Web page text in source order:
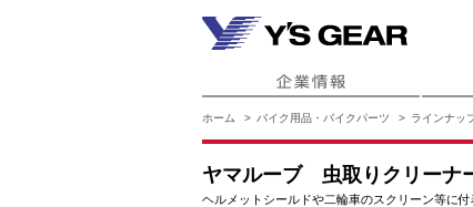
ホーム バイク用品・バイクパーツ ラインナッ
ヤマルーブ 虫取りクリーナ
ヘルメットシールドや二輪車のスクリーン等に